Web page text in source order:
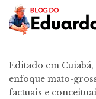
Editado em
enfoque mato-
factuais e